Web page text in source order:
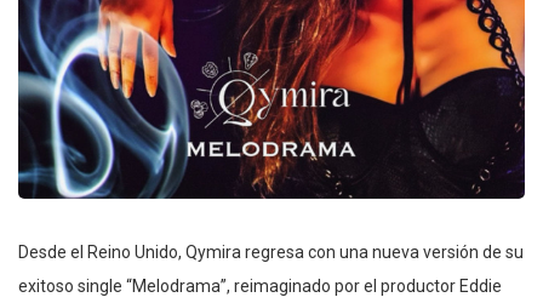
Desde el Reino Unido, Qymira regresa con una nueva versión de su
exitoso single “Melodrama”, reimaginado por el productor Eddie